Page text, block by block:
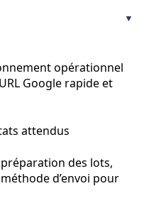
opérationnel
Google rapide et
attendus
des lots,
d’envoi pour